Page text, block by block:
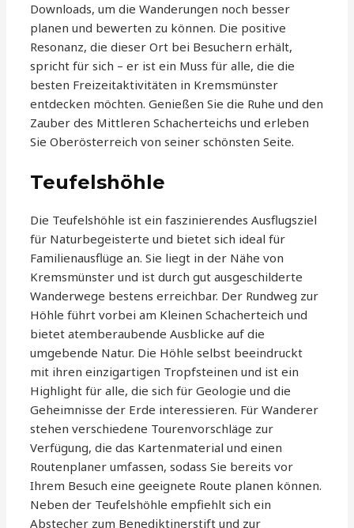
Downloads, um die Wanderungen noch besser
planen und bewerten zu können. Die positive
Resonanz, die dieser Ort bei Besuchern erhält,
spricht für sich – er ist ein Muss für alle, die die
besten Freizeitaktivitäten in Kremsmünster
entdecken möchten. Genießen Sie die Ruhe und den
Zauber des Mittleren Schacherteichs und erleben
Sie Oberösterreich von seiner schönsten Seite.
Teufelshöhle
Die Teufelshöhle ist ein faszinierendes Ausflugsziel
für Naturbegeisterte und bietet sich ideal für
Familienausflüge an. Sie liegt in der Nähe von
Kremsmünster und ist durch gut ausgeschilderte
Wanderwege bestens erreichbar. Der Rundweg zur
Höhle führt vorbei am Kleinen Schacherteich und
bietet atemberaubende Ausblicke auf die
umgebende Natur. Die Höhle selbst beeindruckt
mit ihren einzigartigen Tropfsteinen und ist ein
Highlight für alle, die sich für Geologie und die
Geheimnisse der Erde interessieren. Für Wanderer
stehen verschiedene Tourenvorschläge zur
Verfügung, die das Kartenmaterial und einen
Routenplaner umfassen, sodass Sie bereits vor
Ihrem Besuch eine geeignete Route planen können.
Neben der Teufelshöhle empfiehlt sich ein
Abstecher zum Benediktinerstift und zur